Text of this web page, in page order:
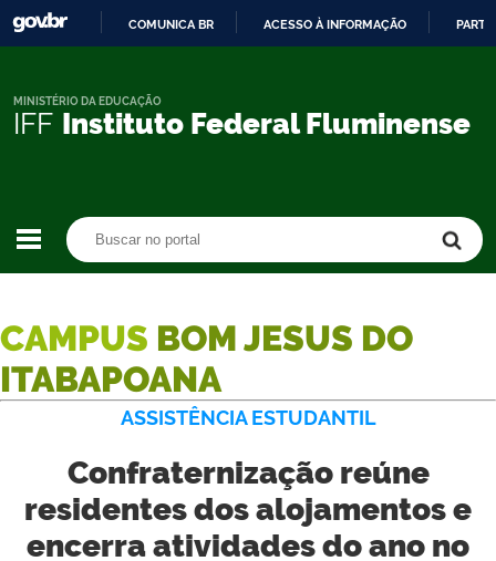
CONTEÚDO
COMUNICA BR ACESSO À INFORMAÇÃO
IFF Instituto Federal Fluminense
MINISTÉRIO DA EDUCAÇÃO
CAMPUS BOM JESUS DO
ITABAPOANA
ASSISTÊNCIA ESTUDANTIL
Confraternização reúne
residentes dos alojamentos e
encerra atividades do ano no